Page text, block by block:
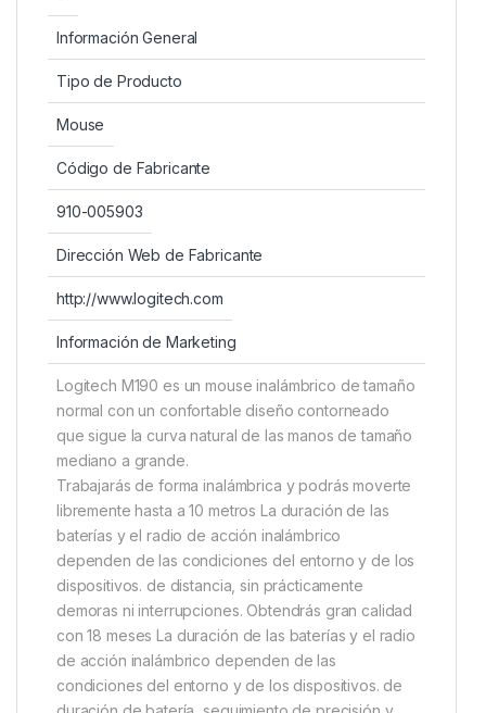
Información General
Tipo de Producto
Mouse
Código de Fabricante
910-005903
Dirección Web de Fabricante
http://www.logitech.com
Información de Marketing
Logitech M190 es un mouse inalámbrico de tamaño
normal con un confortable diseño contorneado
que sigue la curva natural de las manos de tamaño
mediano a grande.
Trabajarás de forma inalámbrica y podrás moverte
libremente hasta a 10 metros La duración de las
baterías y el radio de acción inalámbrico
dependen de las condiciones del entorno y de los
dispositivos. de distancia, sin prácticamente
demoras ni interrupciones. Obtendrás gran calidad
con 18 meses La duración de las baterías y el radio
de acción inalámbrico dependen de las
condiciones del entorno y de los dispositivos. de